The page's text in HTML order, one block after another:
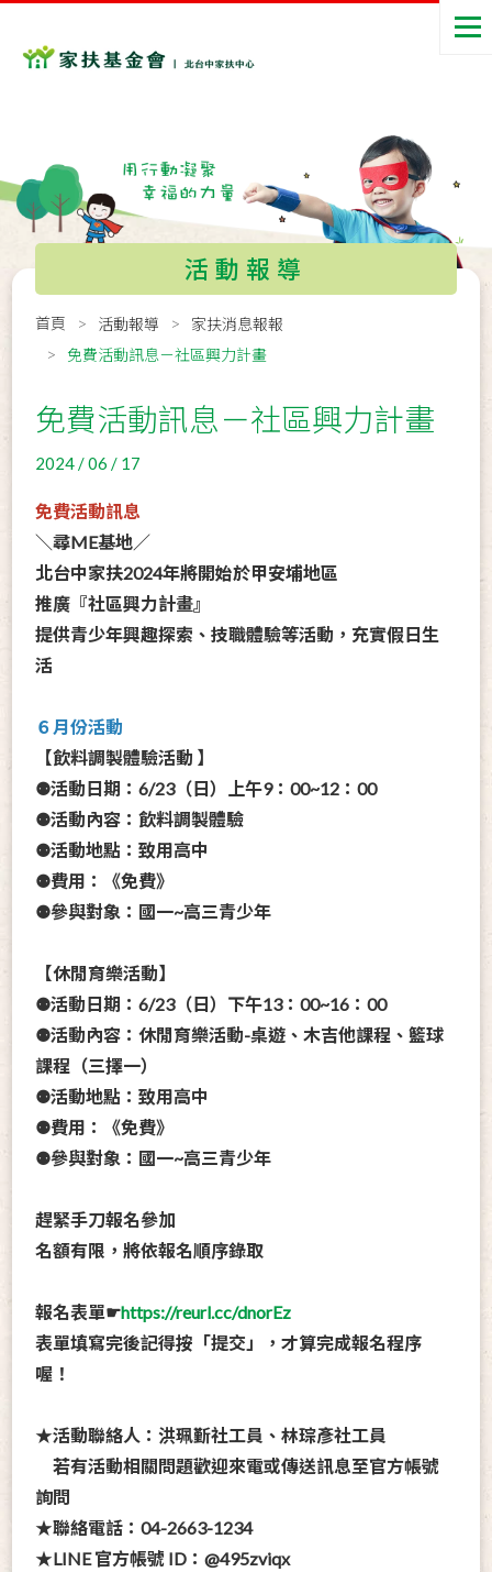
活動報導
首頁 活動報導
家扶消息報報
免費活動訊息－社區興力計畫
免費活動訊息－社區興力計畫
2024 / 06 / 17
免費活動訊息
＼尋ME基地／
北台中家扶2024年將開始於甲安埔地區
推廣『社區興力計畫』
提供青少年興趣探索、技職體驗等活動，充實假日生
活
６月份活動
【飲料調製體驗活動 】
⚉活動日期：6/23（日）上午9：00~12：00
⚉活動內容：飲料調製體驗
⚉活動地點：致用高中
⚉費用：《免費》
⚉參與對象：國一~高三青少年
【休閒育樂活動】
⚉活動日期：6/23（日）下午13：00~16：00
⚉活動內容：休閒育樂活動-桌遊 、木吉他課程、籃球
課程（三擇一）
⚉活動地點：致用高中
⚉費用：《免費》
⚉參與對象：國一~高三青少年
趕緊手刀報名參加
名額有限，將依報名順序錄取
報名表單☛https://reurl.cc/dnorEz
表單填寫完後記得按「提交」，才算完成報名程序
喔！
★活動聯絡人：洪珮斳社工員、林琮彥社工員
若有活動相關問題歡迎來電或傳送訊息至官方帳號
詢問
★聯絡電話：04-2663-1234
★LINE 官方帳號 ID：@495zviqx